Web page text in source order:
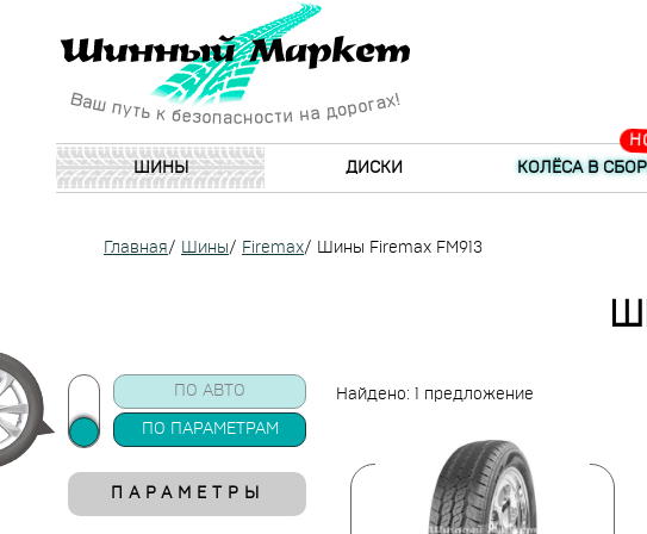
ШИНЫ ДИСКИ КОЛЁСА В
Главная/ Шины/ Firemax/ Шины Firemax FM913
Найдено: 1 предложение
ПО АВТО
ПО ПАРАМЕТРАМ
ПАРАМЕТРЫ